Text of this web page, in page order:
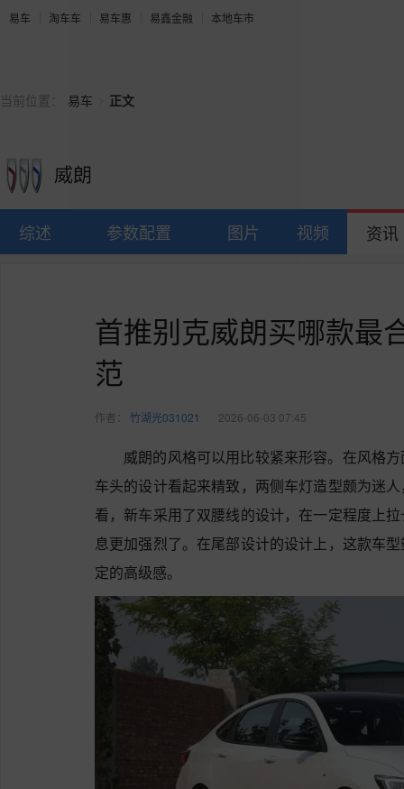
易车 淘车车 易车惠 易鑫金融 本地车市
当前位置： 易车 正文
威朗
综述 参数配置 图片 视频 资讯
首推别克威朗买哪款最
范
作者： 竹湖光031021 2026-06-03 07:45
威朗的风格可以用比较紧来形容。在风格
车头的设计看起来精致，两侧车灯造型颇为迷
看，新车采用了双腰线的设计，在一定程度上
息更加强烈了。在尾部设计的设计上，这款车
定的高级感。